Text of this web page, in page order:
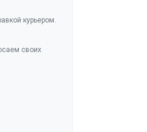
курьером.
своих